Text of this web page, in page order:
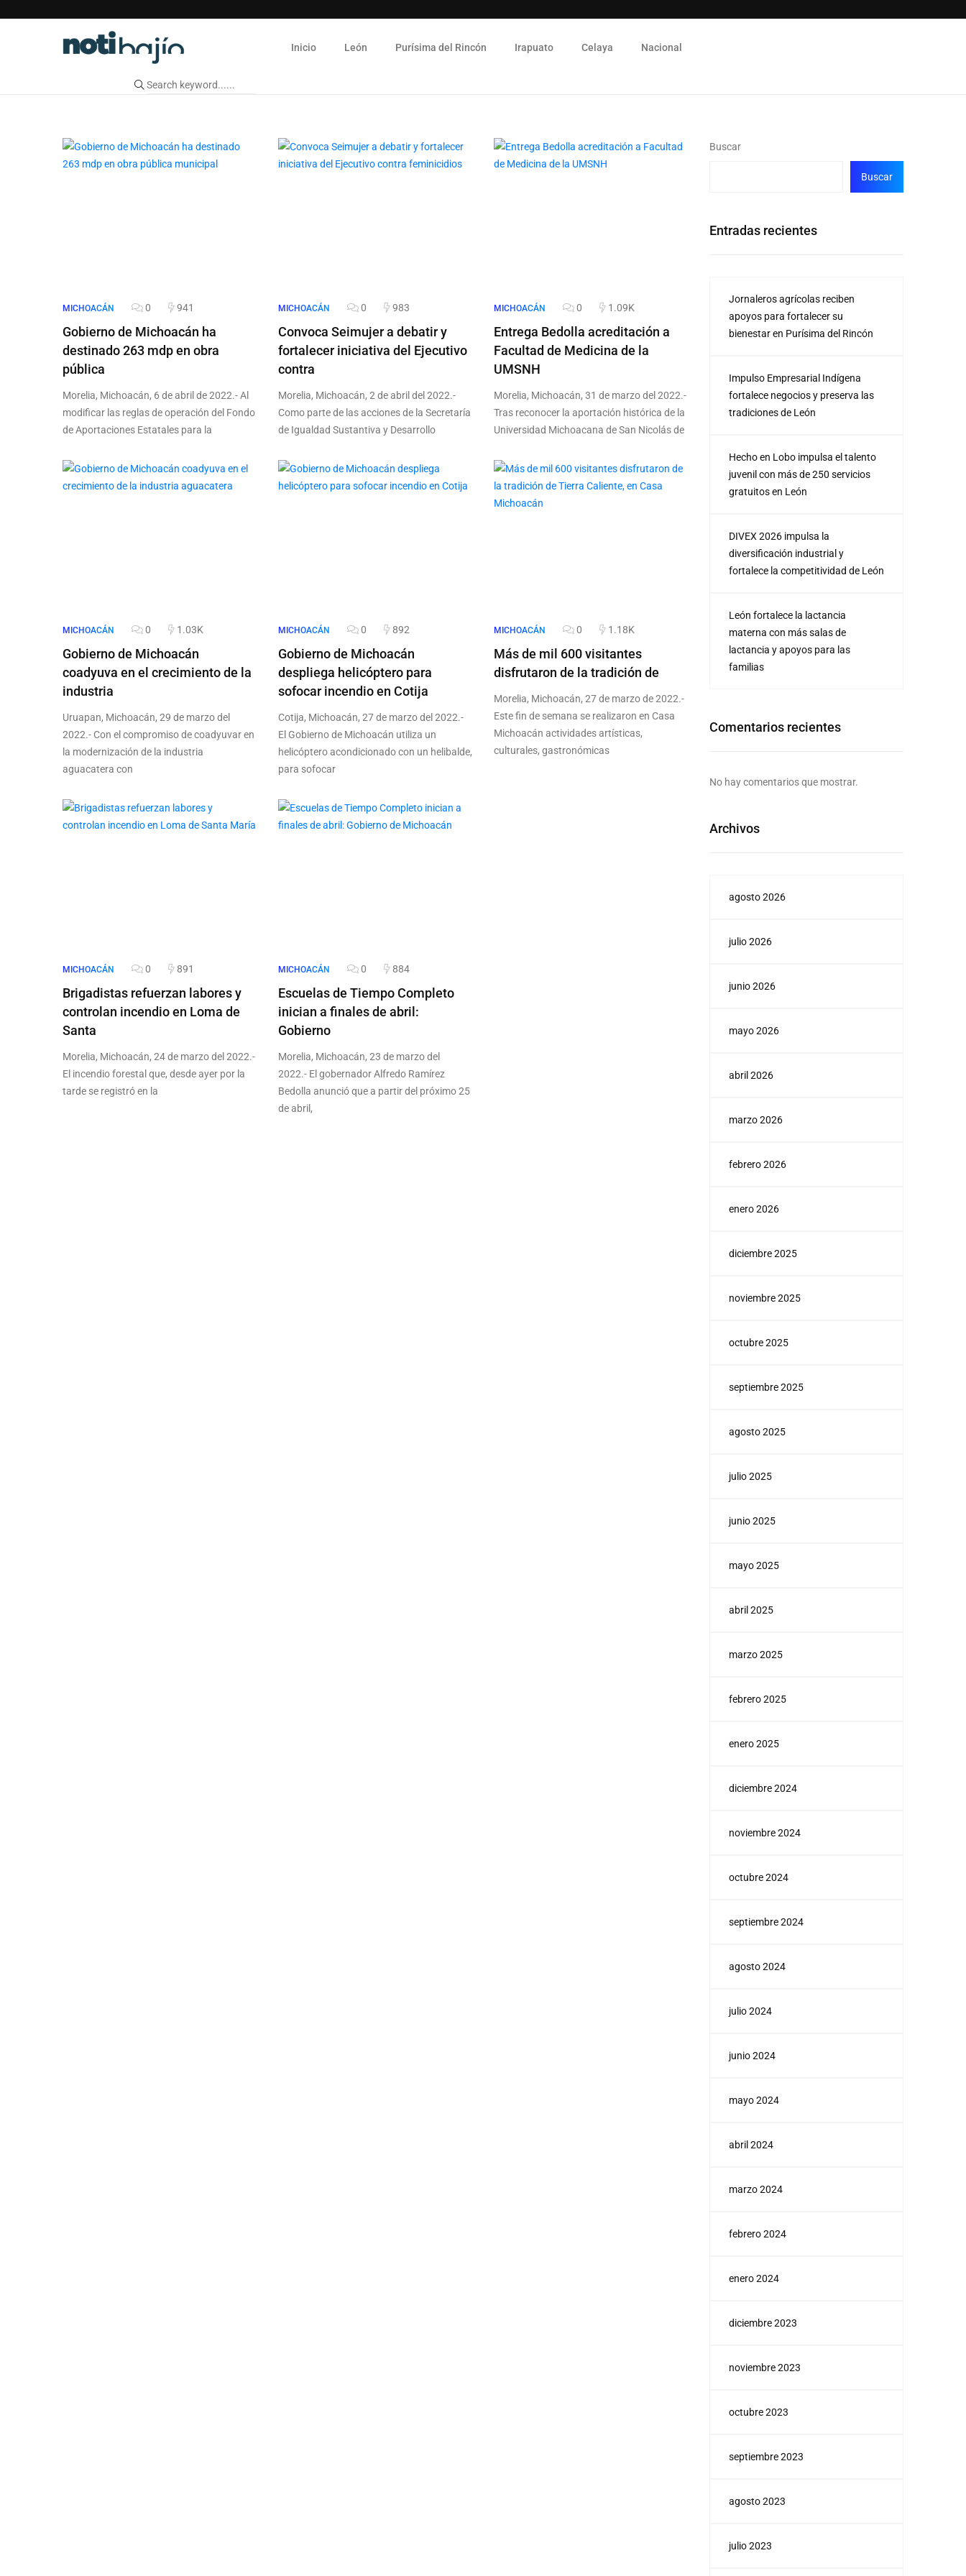
Inicio León Purísima del Rincón Irapuato Celaya Nacional
MICHOACÁN 0 941
Gobierno de Michoacán ha
destinado 263 mdp en obra
pública
Morelia, Michoacán, 6 de abril de 2022.- Al
modificar las reglas de operación del Fondo
de Aportaciones Estatales para la
MICHOACÁN 0 983
Convoca Seimujer a debatir y
fortalecer iniciativa del Ejecutivo
contra
Morelia, Michoacán, 2 de abril del 2022.-
Como parte de las acciones de la Secretaría
de Igualdad Sustantiva y Desarrollo
MICHOACÁN 0 1.09K
Entrega Bedolla acreditación a
Facultad de Medicina de la
UMSNH
Morelia, Michoacán, 31 de marzo del 2022.-
Tras reconocer la aportación histórica de la
Universidad Michoacana de San Nicolás de
MICHOACÁN 0 1.03K
Gobierno de Michoacán
coadyuva en el crecimiento de la
industria
Uruapan, Michoacán, 29 de marzo del
2022.- Con el compromiso de coadyuvar en
la modernización de la industria
aguacatera con
MICHOACÁN 0 892
Gobierno de Michoacán
despliega helicóptero para
sofocar incendio en Cotija
Cotija, Michoacán, 27 de marzo del 2022.-
El Gobierno de Michoacán utiliza un
helicóptero acondicionado con un helibalde,
para sofocar
MICHOACÁN 0 1.18K
Más de mil 600 visitantes
disfrutaron de la tradición de
Morelia, Michoacán, 27 de marzo de 2022.-
Este fin de semana se realizaron en Casa
Michoacán actividades artísticas,
culturales, gastronómicas
MICHOACÁN 0 891
Brigadistas refuerzan labores y
controlan incendio en Loma de
Santa
Morelia, Michoacán, 24 de marzo del 2022.-
El incendio forestal que, desde ayer por la
tarde se registró en la
MICHOACÁN 0 884
Escuelas de Tiempo Completo
inician a finales de abril:
Gobierno
Morelia, Michoacán, 23 de marzo del
2022.- El gobernador Alfredo Ramírez
Bedolla anunció que a partir del próximo 25
de abril,
Buscar
Buscar
Entradas recientes
Jornaleros agrícolas reciben
apoyos para fortalecer su
bienestar en Purísima del Rincón
Impulso Empresarial Indígena
fortalece negocios y preserva las
tradiciones de León
Hecho en Lobo impulsa el talento
juvenil con más de 250 servicios
gratuitos en León
DIVEX 2026 impulsa la
diversificación industrial y
fortalece la competitividad de León
León fortalece la lactancia
materna con más salas de
lactancia y apoyos para las
familias
Comentarios recientes
No hay comentarios que mostrar.
Archivos
agosto 2026
julio 2026
junio 2026
mayo 2026
abril 2026
marzo 2026
febrero 2026
enero 2026
diciembre 2025
noviembre 2025
octubre 2025
septiembre 2025
agosto 2025
julio 2025
junio 2025
mayo 2025
abril 2025
marzo 2025
febrero 2025
enero 2025
diciembre 2024
noviembre 2024
octubre 2024
septiembre 2024
agosto 2024
julio 2024
junio 2024
mayo 2024
abril 2024
marzo 2024
febrero 2024
enero 2024
diciembre 2023
noviembre 2023
octubre 2023
septiembre 2023
agosto 2023
julio 2023